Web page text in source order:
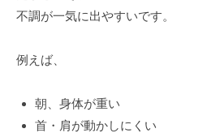
不調が一気に出やすいです。
例えば、
朝、身体が重い
首・肩が動かしにくい